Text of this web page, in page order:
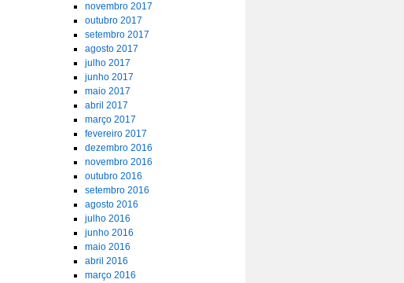
novembro 2017
outubro 2017
setembro 2017
agosto 2017
julho 2017
junho 2017
maio 2017
abril 2017
março 2017
fevereiro 2017
dezembro 2016
novembro 2016
outubro 2016
setembro 2016
agosto 2016
julho 2016
junho 2016
maio 2016
abril 2016
março 2016